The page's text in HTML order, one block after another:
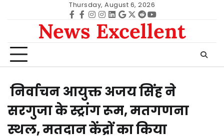
Thursday, August 6, 2026
Facebook
facebook
Instagram
instagram
Linkedin
google
Twitter
redditYoutube
News Excellent
निर्वाचन आयुक्त अजय सिंह ने
सरगुजा के स्ट्रांग रूम, मतगणना
स्थल, मतदान केंद्रों का किया